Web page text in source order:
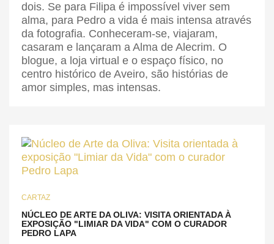
dois. Se para Filipa é impossível viver sem
alma, para Pedro a vida é mais intensa através
da fotografia. Conheceram-se, viajaram,
casaram e lançaram a Alma de Alecrim. O
blogue, a loja virtual e o espaço físico, no
centro histórico de Aveiro, são histórias de
amor simples, mas intensas.
CARTAZ
NÚCLEO DE ARTE DA OLIVA: VISITA ORIENTADA À
EXPOSIÇÃO "LIMIAR DA VIDA" COM O CURADOR
PEDRO LAPA